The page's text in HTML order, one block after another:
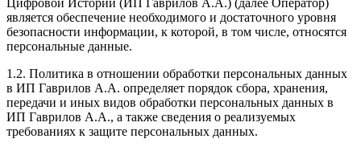
Цифровой Истории (ИП Гаврилов А.А.) (далее Оператор)
является обеспечение необходимого и достаточного уровня
безопасности информации, к которой, в том числе, относятся
персональные данные.
1.2. Политика в отношении обработки персональных данных
в ИП Гаврилов А.А. определяет порядок сбора, хранения,
передачи и иных видов обработки персональных данных в
ИП Гаврилов А.А., а также сведения о реализуемых
требованиях к защите персональных данных.